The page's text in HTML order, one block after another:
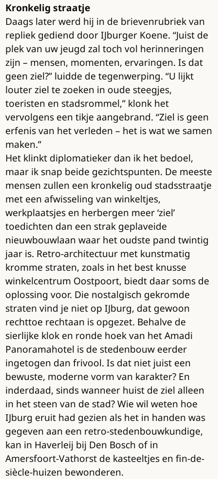
Kronkelig straatje
Daags later werd hij in de brievenrubriek van
repliek gediend door IJburger Koene. “Juist de
plek van uw jeugd zal toch vol herinneringen
zijn – mensen, momenten, ervaringen. Is dat
geen ziel?” luidde de tegenwerping. “U lijkt
louter ziel te zoeken in oude steegjes,
toeristen en stadsrommel,” klonk het
vervolgens een tikje aangebrand. “Ziel is geen
erfenis van het verleden – het is wat we samen
maken.”
Het klinkt diplomatieker dan ik het bedoel,
maar ik snap beide gezichtspunten. De meeste
mensen zullen een kronkelig oud stadsstraatje
met een afwisseling van winkeltjes,
werkplaatsjes en herbergen meer ‘ziel’
toedichten dan een strak geplaveide
nieuwbouwlaan waar het oudste pand twintig
jaar is. Retro-architectuur met kunstmatig
kromme straten, zoals in het best knusse
winkelcentrum Oostpoort, biedt daar soms de
oplossing voor. Die nostalgisch gekromde
straten vind je niet op IJburg, dat gewoon
rechttoe rechtaan is opgezet. Behalve de
sierlijke klok en ronde hoek van het Amadi
Panoramahotel is de stedenbouw eerder
ingetogen dan frivool. Is dat niet juist een
bewuste, moderne vorm van karakter? En
inderdaad, sinds wanneer huist de ziel alleen
in het steen van de stad? Wie wil weten hoe
IJburg eruit had gezien als het in handen was
gegeven aan een retro-stedenbouwkundige,
kan in Haverleij bij Den Bosch of in
Amersfoort-Vathorst de kasteeltjes en fin-de-
siècle-huizen bewonderen.